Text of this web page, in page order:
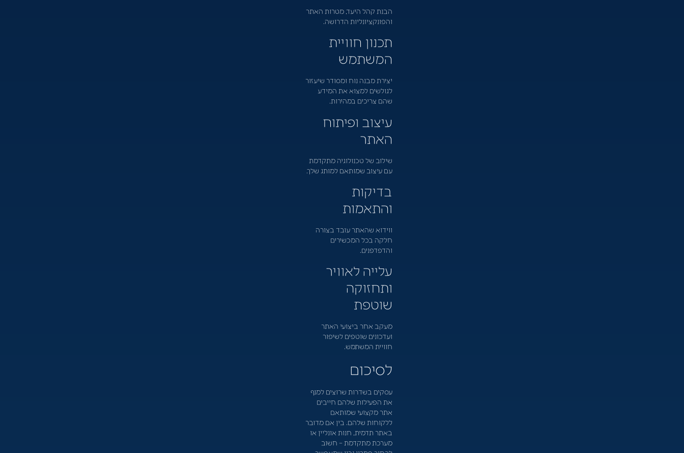
הבנת קהל היעד, מטרות האתר
והפונקציונליות הדרושה.
תכנון חוויית
המשתמש
יצירת מבנה נוח ומסודר שיעזור
לגולשים למצוא את המידע
שהם צריכים במהירות.
עיצוב ופיתוח
האתר
שילוב של טכנולוגיה מתקדמת
עם עיצוב שמותאם למותג שלך.
בדיקות
והתאמות
ווידוא שהאתר עובד בצורה
חלקה בכל המכשירים
והדפדפנים.
עלייה לאוויר
ותחזוקה
שוטפת
מעקב אחר ביצועי האתר
ועדכונים שוטפים לשיפור
חוויית המשתמש.
לסיכום
עסקים בשדרות שרוצים למנף
את הפעילות שלהם חייבים
אתר מקצועי שמותאם
ללקוחות שלהם. בין אם מדובר
באתר תדמית, חנות אונליין או
מערכת מתקדמת – חשוב